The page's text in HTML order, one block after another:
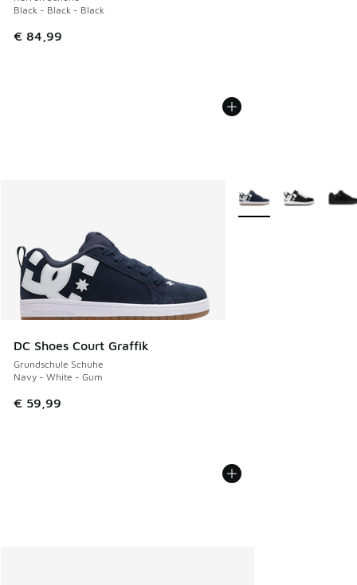
Black - Black - Black
€ 84,99
DC Shoes Court Graffik
Grundschule Schuhe
Navy - White - Gum
€ 59,99
Weitere Farben